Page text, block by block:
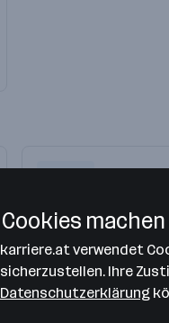
Aus- und
Cookies
karriere.at verwendet
sicherzustellen. Ihre
Datenschutzerklärung